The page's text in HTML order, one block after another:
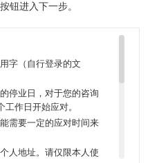
钮进入下一步。
字（自行登录的文
停业日，对于您的咨询
作日开始应对。
需要一定的应对时间来
人地址。请仅限本人使